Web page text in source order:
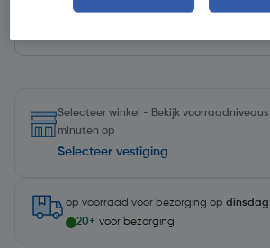
Selecteer winkel - Bekijk
minuten op
Selecteer vestiging
op voorraad voor bezorging op dinsdag
20+ voor bezorging